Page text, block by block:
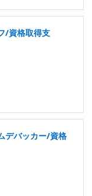
/資格取得支
デバッカー/資格